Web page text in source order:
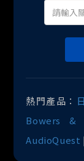
熱門產品：
Bowers &
AudioQuest |